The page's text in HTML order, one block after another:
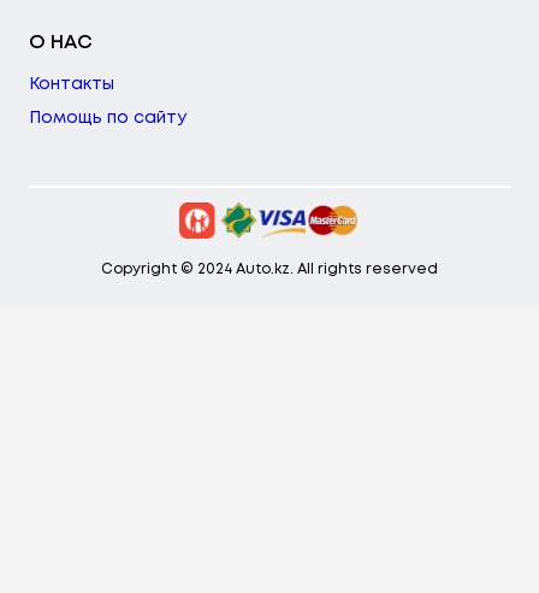
О НАС
Контакты
Помощь по сайту
Copyright © 2024 Auto.kz. All rights reserved